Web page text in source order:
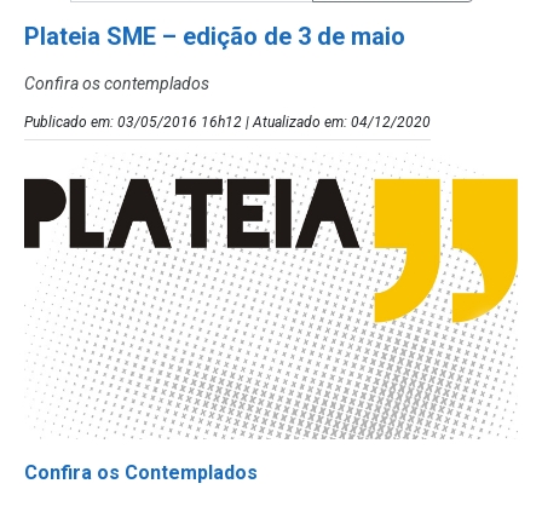
Plateia SME – edição de 3 de maio
Confira os contemplados
Publicado em: 03/05/2016 16h12 | Atualizado em: 04/12/2020
Confira os Contemplados